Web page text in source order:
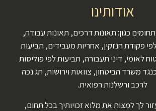
אודותינו
כגון: תאונות דרכים, תאונות עבודה,
פקודת הנזקין, אחריות מעבידים, תביעות
לאומי, דיני תעבורה, תביעות לפי פוליסות
משרד הביטחון, צוואות וירושות, תג נכה
לרכב ורשלנות רפואית.
לך למצות את מלוא זכויותיך בכל תחום,